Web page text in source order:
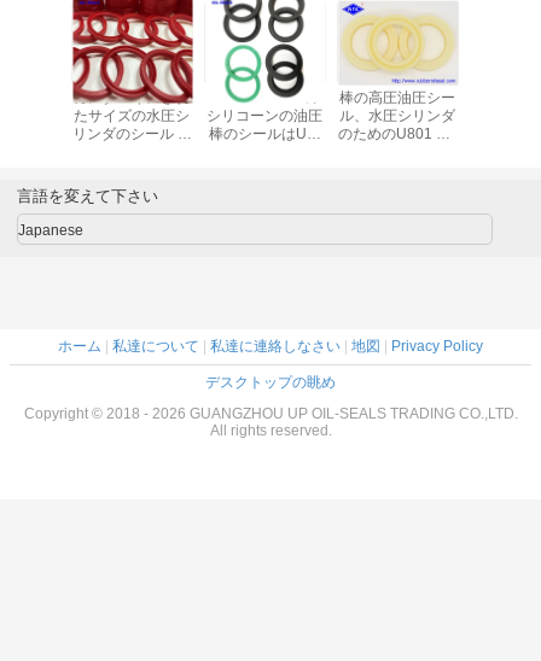
カスタマイズされ
たサイズの水圧シ
リンダのシール ポ
PU FKM PTFEの
シリコーンの油圧
棒のシールはUの
棒の高圧油圧シー
ル、水圧シリンダ
のためのU801 PU
言語を変えて下さい
Japanese
ホーム 私達について 私達に連絡しなさい 地図 Privacy Policy
デスクトップの眺め
Copyright © 2018 - 2026 GUANGZHOU UP OIL-SEALS TRADING CO.,LTD.
All rights reserved.